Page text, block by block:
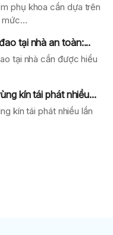
phụ khoa cần dựa trên
mức...
tại nhà an toàn:...
tại nhà cần được hiểu
kín tái phát nhiều...
kín tái phát nhiều lần